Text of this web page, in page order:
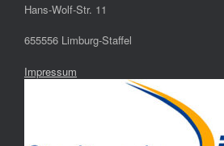
Hans-Wolf-Str. 11
655556 Limburg-Staffel
Impressum